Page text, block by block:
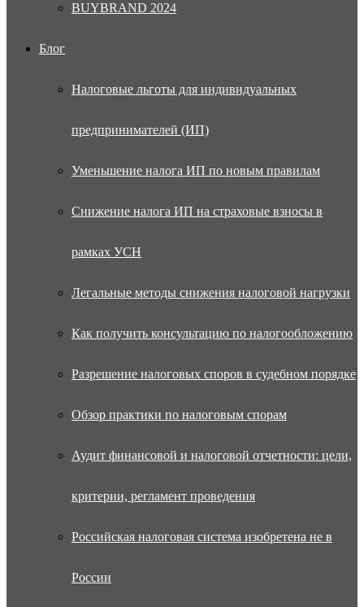
BUYBRAND 2024
Блог
Налоговые льготы для индивидуальных
предпринимателей (ИП)
Уменьшение налога ИП по новым правилам
Снижение налога ИП на страховые взносы в
рамках УСН
Легальные методы снижения налоговой нагрузки
Как получить консультацию по налогообложению
Разрешение налоговых споров в судебном порядке
Обзор практики по налоговым спорам
Аудит финансовой и налоговой отчетности: цели,
критерии, регламент проведения
Российская налоговая система изобретена не в
России